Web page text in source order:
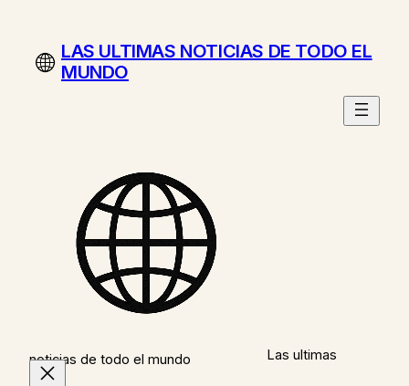
contenidoLAS ULTIMAS NOTICIAS DE TODO EL
MUNDO
Las ultimas
noticias de todo el mundo